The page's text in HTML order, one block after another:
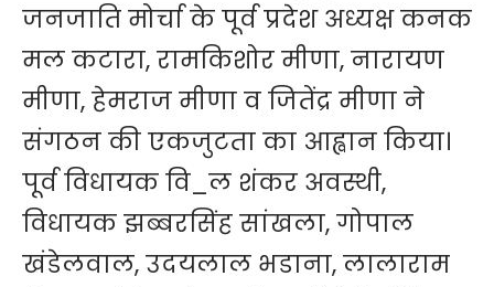
जनजाति मोर्चा के पूर्व प्रदेश अध्यक्ष कनक
मल कटारा, रामकिशोर मीणा, नारायण
मीणा, हेमराज मीणा व जितेंद्र मीणा ने
संगठन की एकजुटता का आह्वान किया।
पूर्व विधायक वि_ल शंकर अवस्थी,
विधायक झब्बरसिंह सांखला, गोपाल
खंडेलवाल, उदयलाल भडाना, लालाराम